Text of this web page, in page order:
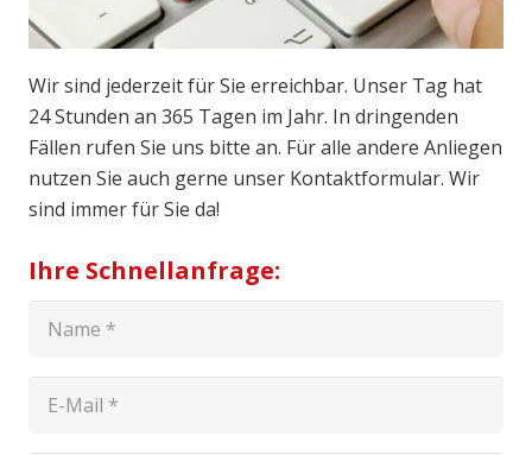
Wir sind jederzeit für Sie erreichbar. Unser Tag hat
24 Stunden an 365 Tagen im Jahr. In dringenden
Fällen rufen Sie uns bitte an. Für alle andere Anliegen
nutzen Sie auch gerne unser Kontaktformular. Wir
sind immer für Sie da!
Ihre Schnellanfrage: